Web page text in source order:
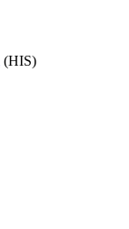
(HIS)